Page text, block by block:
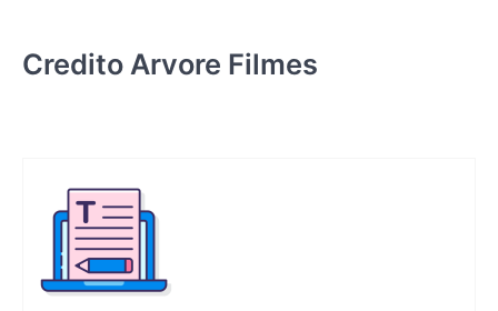
Credito Arvore Filmes